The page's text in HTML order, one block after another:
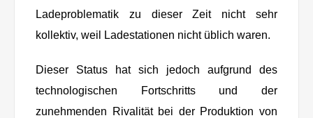
Ladeproblematik zu dieser Zeit nicht sehr
kollektiv, weil Ladestationen nicht üblich waren.
Dieser Status hat sich jedoch aufgrund des
technologischen Fortschritts und der
zunehmenden Rivalität bei der Produktion von